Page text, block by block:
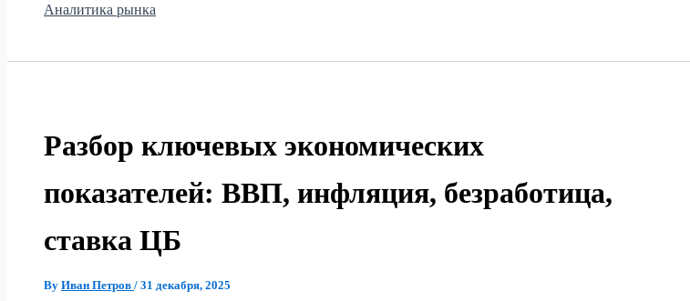
Аналитика рынка
Разбор ключевых экономических
показателей: ВВП, инфляция, безработица,
ставка ЦБ
By Иван Петров / 31 декабря, 2025